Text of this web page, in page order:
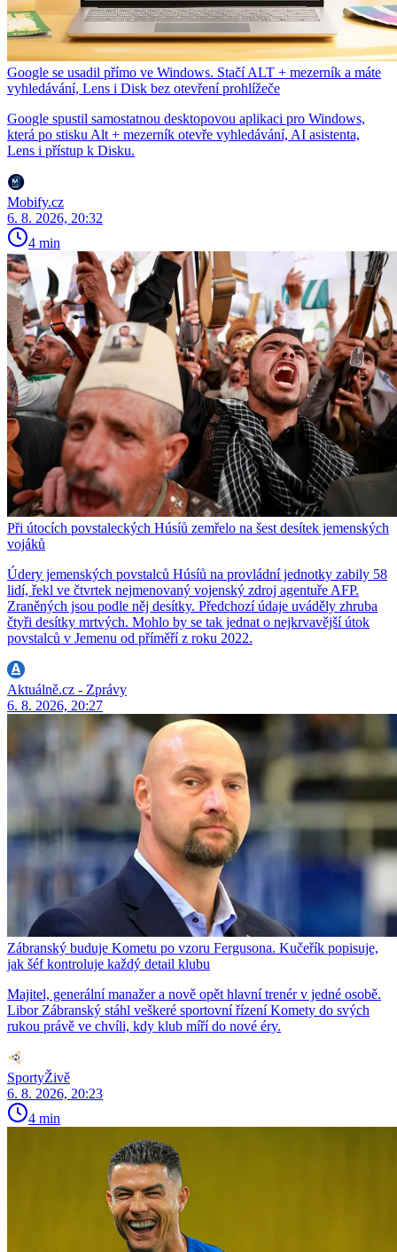
Google se usadil přímo ve Windows. Stačí ALT + mezerník a máte
vyhledávání, Lens i Disk bez otevření prohlížeče
Google spustil samostatnou desktopovou aplikaci pro Windows,
která po stisku Alt + mezerník otevře vyhledávání, AI asistenta,
Lens i přístup k Disku.
Mobify.cz
6. 8. 2026, 20:32
4 min
Při útocích povstaleckých Húsíů zemřelo na šest desítek jemenských
vojáků
Údery jemenských povstalců Húsíů na provládní jednotky zabily 58
lidí, řekl ve čtvrtek nejmenovaný vojenský zdroj agentuře AFP.
Zraněných jsou podle něj desítky. Předchozí údaje uváděly zhruba
čtyři desítky mrtvých. Mohlo by se tak jednat o nejkrvavější útok
povstalců v Jemenu od příměří z roku 2022.
Aktuálně.cz - Zprávy
6. 8. 2026, 20:27
Zábranský buduje Kometu po vzoru Fergusona. Kučeřík popisuje,
jak šéf kontroluje každý detail klubu
Majitel, generální manažer a nově opět hlavní trenér v jedné osobě.
Libor Zábranský stáhl veškeré sportovní řízení Komety do svých
rukou právě ve chvíli, kdy klub míří do nové éry.
SportyŽivě
6. 8. 2026, 20:23
4 min